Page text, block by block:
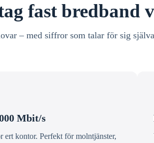
fast bredband
– med siffror som talar för sig
Mbit/s
ert kontor. Perfekt för molntjänster,